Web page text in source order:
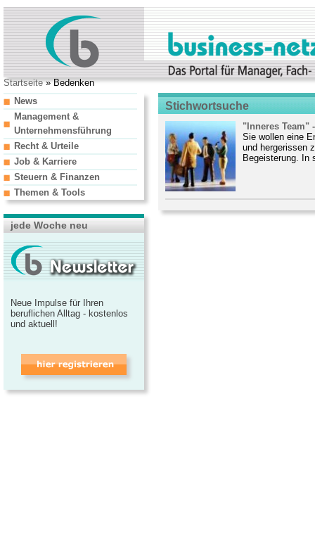
Startseite» Bedenken
Stichwortsuche
"Inneres Team"
Sie wollen eine
und hergerissen
Begeisterung. In
News
Management &
Unternehmensführung
Recht & Urteile
Job & Karriere
Steuern & Finanzen
Themen & Tools
jede Woche neu
Neue Impulse für Ihren
beruflichen Alltag - kostenlos
und aktuell!